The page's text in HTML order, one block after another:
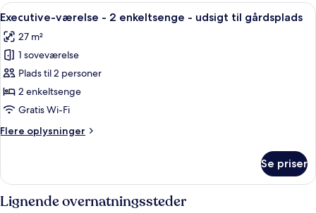
1
Indlæs
alle
billeder
af
Executive-
værelse
-
enkeltsenge
til
gårdsplads
Et hotelværelse med to senge, et
5
Executive-værelse - 2 enkeltsenge - udsigt til gårdsplads
27 m²
1 soveværelse
Plads til 2 personer
2 enkeltsenge
Gratis Wi-Fi
Flere oplysninger
Flere
værelse
2
Se priser
Lignende overnatningssteder